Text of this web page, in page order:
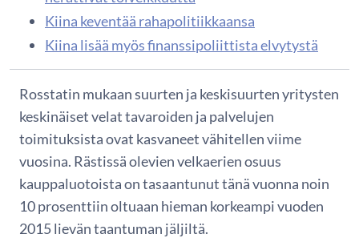
Kiina keventää rahapolitiikkaansa
Kiina lisää myös finanssipoliittista elvytystä
Rosstatin mukaan suurten ja keskisuurten yritysten
keskinäiset velat tavaroiden ja palvelujen
toimituksista ovat kasvaneet vähitellen viime
vuosina. Rästissä olevien velkaerien osuus
kauppaluotoista on tasaantunut tänä vuonna noin
10 prosenttiin oltuaan hieman korkeampi vuoden
2015 lievän taantuman jäljiltä.